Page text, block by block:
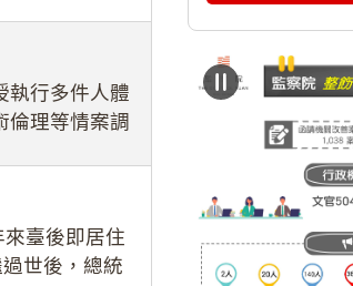
執行多件人體
倫理等情案調
臺後即居住
世後，總統